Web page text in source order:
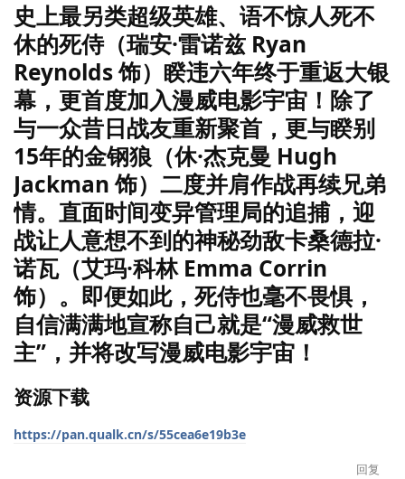
史上最另类超级英雄、语不惊人死不
休的死侍（瑞安·雷诺兹 Ryan
Reynolds 饰）睽违六年终于重返大银
幕，更首度加入漫威电影宇宙！除了
与一众昔日战友重新聚首，更与睽别
15年的金钢狼（休·杰克曼 Hugh
Jackman 饰）二度并肩作战再续兄弟
情。直面时间变异管理局的追捕，迎
战让人意想不到的神秘劲敌卡桑德拉·
诺瓦（艾玛·科林 Emma Corrin
饰）。即便如此，死侍也毫不畏惧，
自信满满地宣称自己就是“漫威救世
主”，并将改写漫威电影宇宙！
资源下载
https://pan.qualk.cn/s/55cea6e19b3e
回复